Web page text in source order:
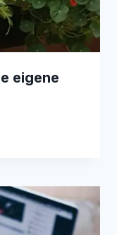
eigene